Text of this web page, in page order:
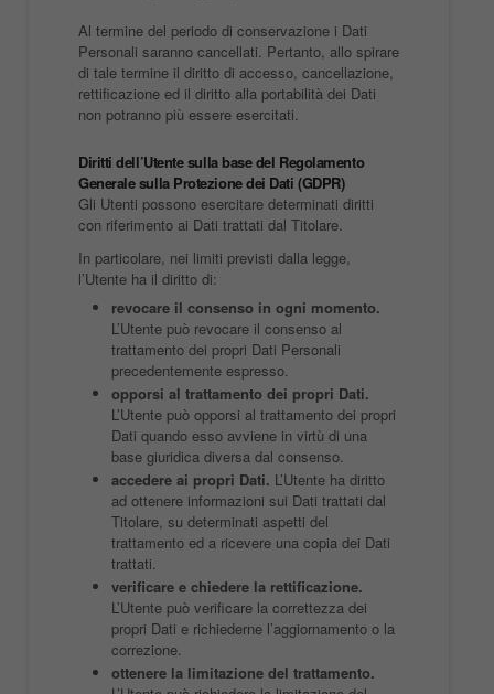
Al termine del periodo di conservazione i Dati
Personali saranno cancellati. Pertanto, allo spirare
di tale termine il diritto di accesso, cancellazione,
rettificazione ed il diritto alla portabilità dei Dati
non potranno più essere esercitati.
Diritti dell’Utente sulla base del Regolamento
Generale sulla Protezione dei Dati (GDPR)
Gli Utenti possono esercitare determinati diritti
con riferimento ai Dati trattati dal Titolare.
In particolare, nei limiti previsti dalla legge,
l’Utente ha il diritto di:
revocare il consenso in ogni momento.
L’Utente può revocare il consenso al
trattamento dei propri Dati Personali
precedentemente espresso.
opporsi al trattamento dei propri Dati.
L’Utente può opporsi al trattamento dei propri
Dati quando esso avviene in virtù di una
base giuridica diversa dal consenso.
accedere ai propri Dati. L’Utente ha diritto
ad ottenere informazioni sui Dati trattati dal
Titolare, su determinati aspetti del
trattamento ed a ricevere una copia dei Dati
trattati.
verificare e chiedere la rettificazione.
L’Utente può verificare la correttezza dei
propri Dati e richiederne l’aggiornamento o la
correzione.
ottenere la limitazione del trattamento.